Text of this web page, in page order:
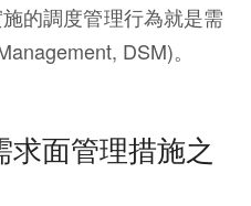
的調度管理行為就是需
DSM)。
求面管理措施之